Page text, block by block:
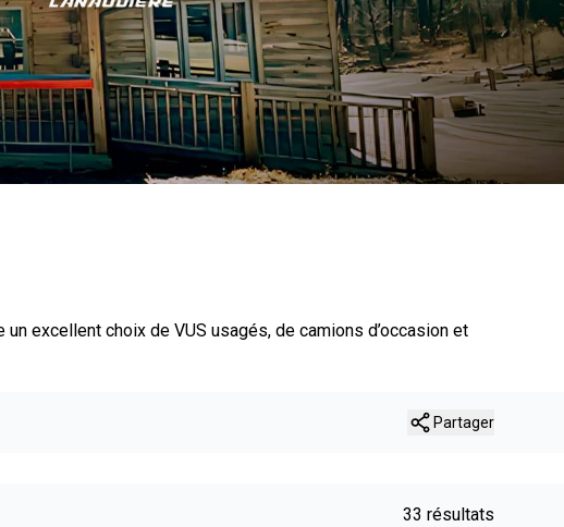
excellent choix de VUS usagés, de camions d’occasion et
Partager
33 résultats